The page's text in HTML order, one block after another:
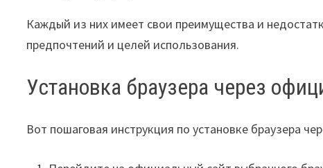
Каждый из них имеет свои преимущества и
предпочтений и целей использования.
Установка браузера через
Вот пошаговая инструкция по установке браузера